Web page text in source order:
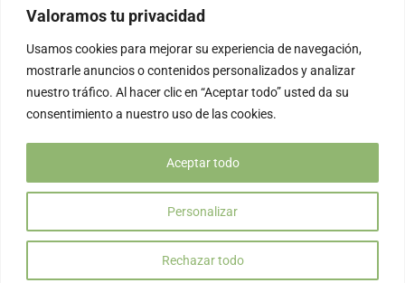
Valoramos tu privacidad
Usamos cookies para mejorar su experiencia de navegación,
mostrarle anuncios o contenidos personalizados y analizar
nuestro tráfico. Al hacer clic en “Aceptar todo” usted da su
consentimiento a nuestro uso de las cookies.
Personalizar
Rechazar todo
Aceptar todo
Inicio Nosotros Productos Teléfonos WhatsApp